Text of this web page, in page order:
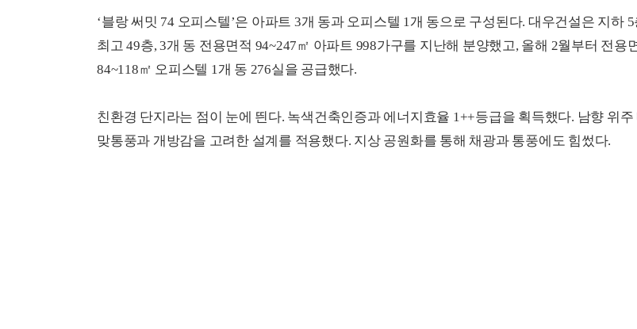
‘블랑 써밋 74 오피스텔’은 아파트 3개 동과 오피스텔 1개 동으로 구성된다. 대우건설은 지하
최고 49층, 3개 동 전용면적 94~247㎡ 아파트 998가구를 지난해 분양했고, 올해 2월부터 전용
84~118㎡ 오피스텔 1개 동 276실을 공급했다.
친환경 단지라는 점이 눈에 띈다. 녹색건축인증과 에너지효율 1++등급을 획득했다. 남향 위주
맞통풍과 개방감을 고려한 설계를 적용했다. 지상 공원화를 통해 채광과 통풍에도 힘썼다.